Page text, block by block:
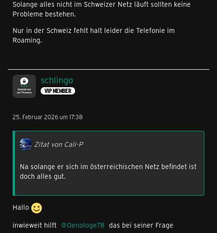
Solange alles nicht im Schweizer Netz läuft sollten keine
Probleme bestehen.
Nur in der Schweiz fehlt halt leider die Telefonie im
Roaming.
schlingo
VIP MEMBER
25. Februar 2026 um 17:38
Zitat von Cali-P
Na solange er sich im österreichischen Netz befindet ist
doch alles gut.
Hallo
inwieweit hilft
Oenologe78 das bei seiner Frage